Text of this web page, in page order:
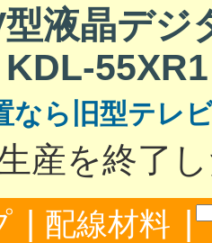
液晶デジ
55XR1
なら旧型テレ
産を終了
| 配線材料 |